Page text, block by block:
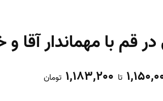
قم با مهماندار آقا و
تا 1,183,200 تومان